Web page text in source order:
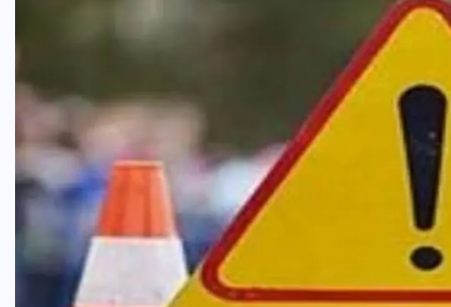
यूपी लेखपाल भर्ती: ओबीसी को
मिली बड़ी राहत, 2158 पदों पर
बंपर वैकेंसी, जनरल कोटे में भारी
कटौती